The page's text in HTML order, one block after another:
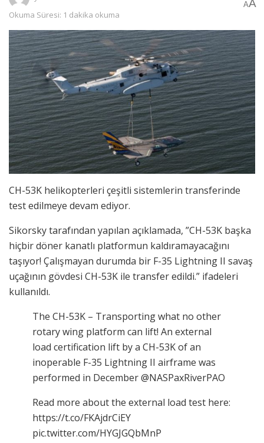
Okuma Süresi: 1 dakika okuma
AA
CH-53K helikopterleri çeşitli sistemlerin transferinde
test edilmeye devam ediyor.
Sikorsky tarafından yapılan açıklamada, ”CH-53K başka
hiçbir döner kanatlı platformun kaldıramayacağını
taşıyor! Çalışmayan durumda bir F-35 Lightning II savaş
uçağının gövdesi CH-53K ile transfer edildi.” ifadeleri
kullanıldı.
The CH-53K – Transporting what no other
rotary wing platform can lift! An external
load certification lift by a CH-53K of an
inoperable F-35 Lightning II airframe was
performed in December @NASPaxRiverPAO
Read more about the external load test here:
https://t.co/FKAjdrCiEY
pic.twitter.com/HYGJGQbMnP